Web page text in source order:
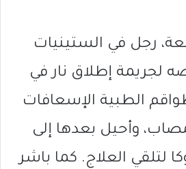
رجل في الستينيات
لجريمة إطلاق نار في
الطبية الإسعافات
وأحيل بعدها إلى
العلاج. كما باشر